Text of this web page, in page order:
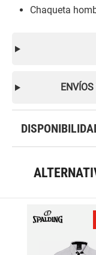
Chaqueta